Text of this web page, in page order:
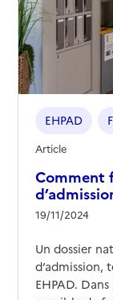
Comment
19/11/2024
EHPAD
Article
Un dossier
d’admission,
EHPAD.